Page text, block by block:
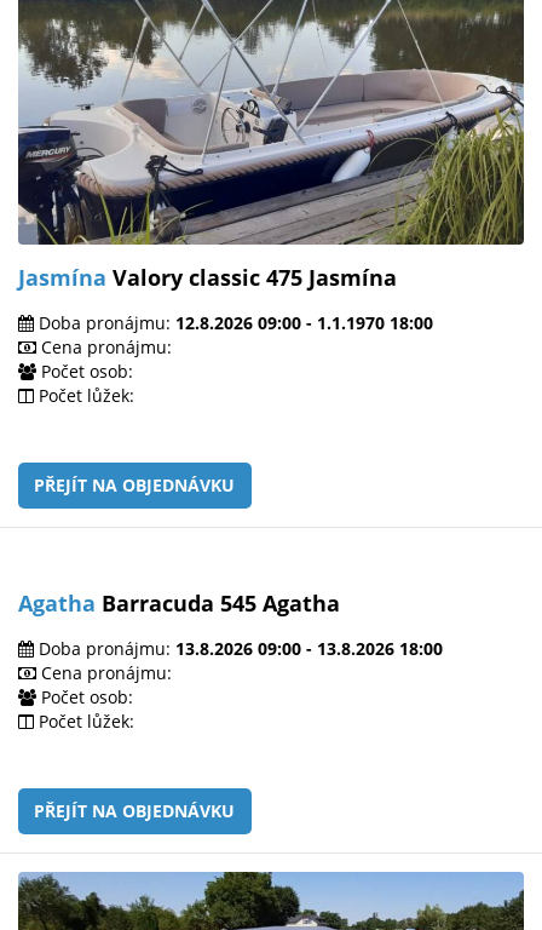
Jasmína Valory classic 475 Jasmína
Doba pronájmu: 12.8.2026 09:00 - 1.1.1970 18:00
Cena pronájmu:
Počet osob:
Počet lůžek:
PŘEJÍT NA OBJEDNÁVKU
Agatha Barracuda 545 Agatha
Doba pronájmu: 13.8.2026 09:00 - 13.8.2026 18:00
Cena pronájmu:
Počet osob:
Počet lůžek:
PŘEJÍT NA OBJEDNÁVKU